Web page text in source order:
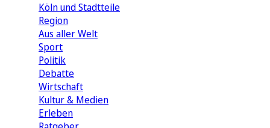
Köln und Stadtteile
Region
Aus aller Welt
Sport
Politik
Debatte
Wirtschaft
Kultur & Medien
Erleben